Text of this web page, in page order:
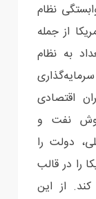
نظام
از جمله
به نظام
اقتصادی
نفت و
دولت را
را در قالب
از این